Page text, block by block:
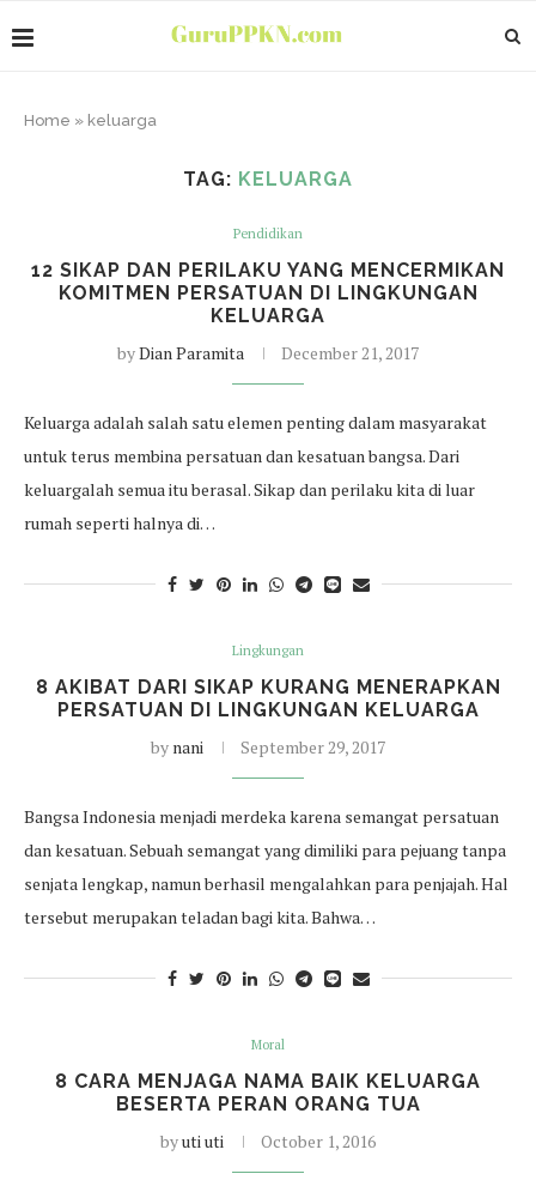
Home » keluarga
TAG: KELUARGA
Pendidikan
12 SIKAP DAN PERILAKU YANG MENCERMIKAN
KOMITMEN PERSATUAN DI LINGKUNGAN
KELUARGA
byDian Paramita December 21, 2017
Keluarga adalah salah satu elemen penting dalam masyarakat
untuk terus membina persatuan dan kesatuan bangsa. Dari
keluargalah semua itu berasal. Sikap dan perilaku kita di luar
rumah seperti halnya di…
Lingkungan
8 AKIBAT DARI SIKAP KURANG MENERAPKAN
PERSATUAN DI LINGKUNGAN KELUARGA
by nani September 29, 2017
Bangsa Indonesia menjadi merdeka karena semangat persatuan
dan kesatuan. Sebuah semangat yang dimiliki para pejuang tanpa
senjata lengkap, namun berhasil mengalahkan para penjajah. Hal
tersebut merupakan teladan bagi kita. Bahwa…
Moral
8 CARA MENJAGA NAMA BAIK KELUARGA
BESERTA PERAN ORANG TUA
byuti uti October 1, 2016